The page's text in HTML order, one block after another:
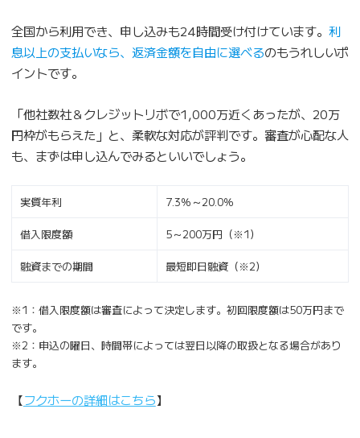
全国から利用でき、申し込みも24時間受け付けています。 利
息以上の支払いなら、返済金額を自由に選べるのもうれしいポ
イントです。
「他社数社＆クレジットリボで1,000万近くあったが、20万
円枠がもらえた」と、柔軟な対応が評判です。審査が心配な人
も、まずは申し込んでみるといいでしょう。
実質年利 7.3％～20.0％
借入限度額 5～200万円（※1）
融資までの期間 最短即日融資（※2）
※1：借入限度額は審査によって決定します。初回限度額は50万円まで
です。
※2：申込の曜日、時間帯によっては翌日以降の取扱となる場合があり
ます。
【フクホーの詳細はこちら】